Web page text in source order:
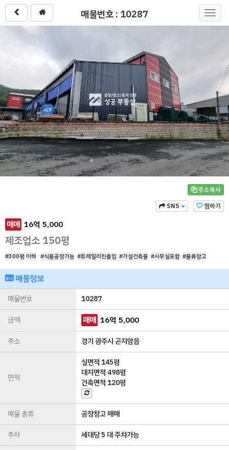
매물번호 : 10287
주소복사
찜하기
SNS
매매 16억 5,000
제조업소 150평
#300평 이하 #식품공장가능 #트레일러진출입 #가설건축물 #사무실포함 #물류창고
매물정보
매물번호
10287
금액
매매 16억 5,000
주소 경기 광주시 곤지암읍
면적
실면적145평
대지면적498평
건축면적120평
매물 종류
공장창고 매매
주차
세대당 5 대 주차가능